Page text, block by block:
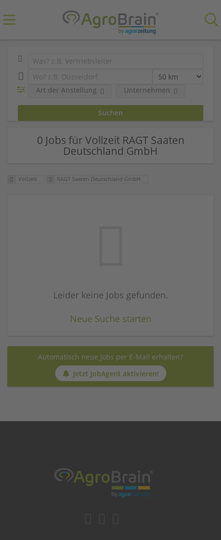
Art der Anstellung Unternehmen
0 Jobs für Vollzeit RAGT Saaten
Deutschland GmbH
Vollzeit RAGT Saaten Deutschland GmbH
Leider keine Jobs gefunden.
Neue Suche starten
Automatisch neue Jobs per E-Mail erhalten?
Jetzt JobAgent aktivieren!